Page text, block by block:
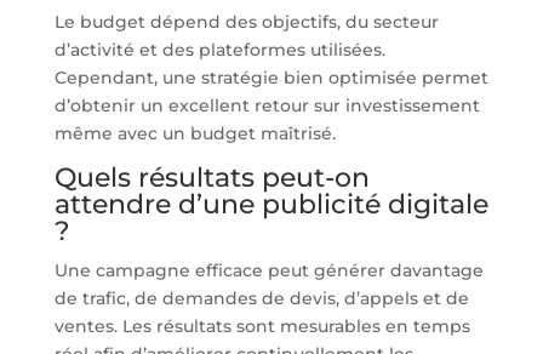
Le budget dépend des objectifs, du secteur
d’activité et des plateformes utilisées.
Cependant, une stratégie bien optimisée permet
d’obtenir un excellent retour sur investissement
même avec un budget maîtrisé.
Quels résultats peut-on
attendre d’une publicité digitale
?
Une campagne efficace peut générer davantage
de trafic, de demandes de devis, d’appels et de
ventes. Les résultats sont mesurables en temps